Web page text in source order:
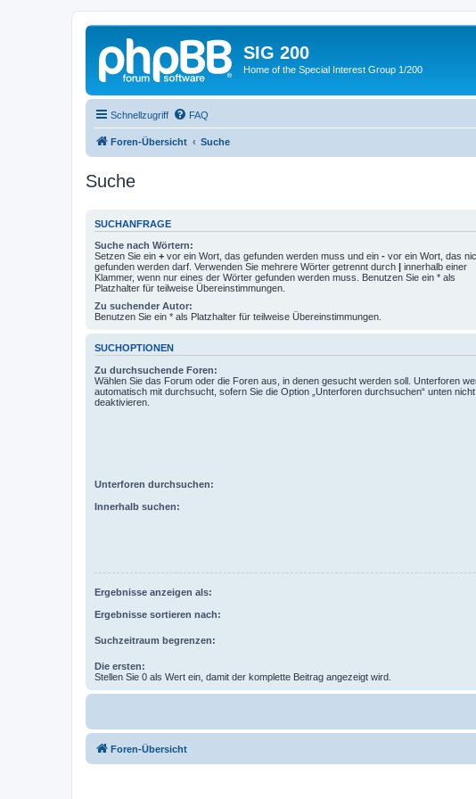
SIG 200
Home of the Special Interest Group 1/200
Schnellzugriff FAQ
Foren-Übersicht Suche
Suche
SUCHANFRAGE
Suche nach Wörtern:
Setzen Sie ein + vor ein Wort, das gefunden werden muss und ein - vor ein Wort, das
gefunden werden darf. Verwenden Sie mehrere Wörter getrennt durch | innerhalb einer
Klammer, wenn nur eines der Wörter gefunden werden muss. Benutzen Sie ein * als
Platzhalter für teilweise Übereinstimmungen.
Zu suchender Autor:
Benutzen Sie ein * als Platzhalter für teilweise Übereinstimmungen.
SUCHOPTIONEN
Zu durchsuchende Foren:
Wählen Sie das Forum oder die Foren aus, in denen gesucht werden soll. Unterforen
automatisch mit durchsucht, sofern Sie die Option „Unterforen durchsuchen“ unten nicht
deaktivieren.
Unterforen durchsuchen:
Innerhalb suchen:
Ergebnisse anzeigen als:
Ergebnisse sortieren nach:
Suchzeitraum begrenzen:
Die ersten:
Stellen Sie 0 als Wert ein, damit der komplette Beitrag angezeigt wird.
Foren-Übersicht